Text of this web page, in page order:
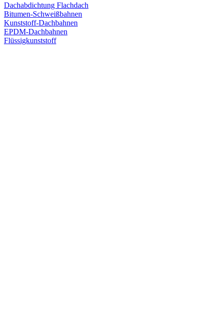
Dachabdichtung Flachdach
Bitumen-Schweißbahnen
Kunststoff-Dachbahnen
EPDM-Dachbahnen
Flüssigkunststoff